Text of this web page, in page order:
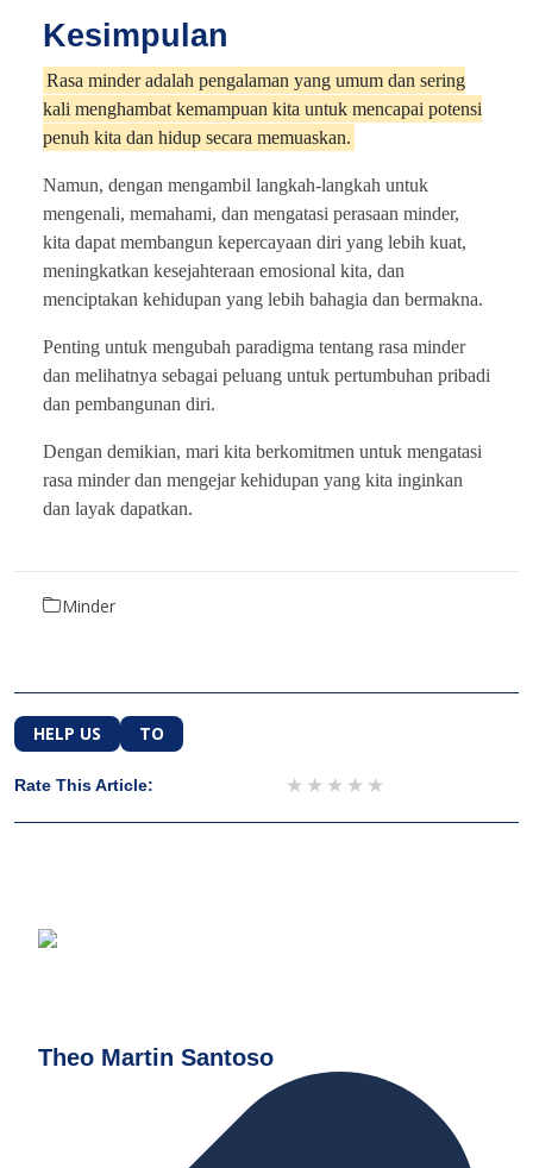
Kesimpulan
Rasa minder adalah pengalaman yang umum dan sering
kali menghambat kemampuan kita untuk mencapai potensi
penuh kita dan hidup secara memuaskan.
Namun, dengan mengambil langkah-langkah untuk
mengenali, memahami, dan mengatasi perasaan minder,
kita dapat membangun kepercayaan diri yang lebih kuat,
meningkatkan kesejahteraan emosional kita, dan
menciptakan kehidupan yang lebih bahagia dan bermakna.
Penting untuk mengubah paradigma tentang rasa minder
dan melihatnya sebagai peluang untuk pertumbuhan pribadi
dan pembangunan diri.
Dengan demikian, mari kita berkomitmen untuk mengatasi
rasa minder dan mengejar kehidupan yang kita inginkan
dan layak dapatkan.
Minder
HELP US TO
Rate This Article: 4 stars
3 stars
2 stars
1 star
Theo Martin Santoso